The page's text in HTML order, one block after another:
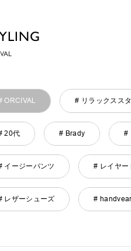
ORCIVAL # リラックスス
20代 # Brady #
イージーパンツ # レイヤー
レザーシューズ #